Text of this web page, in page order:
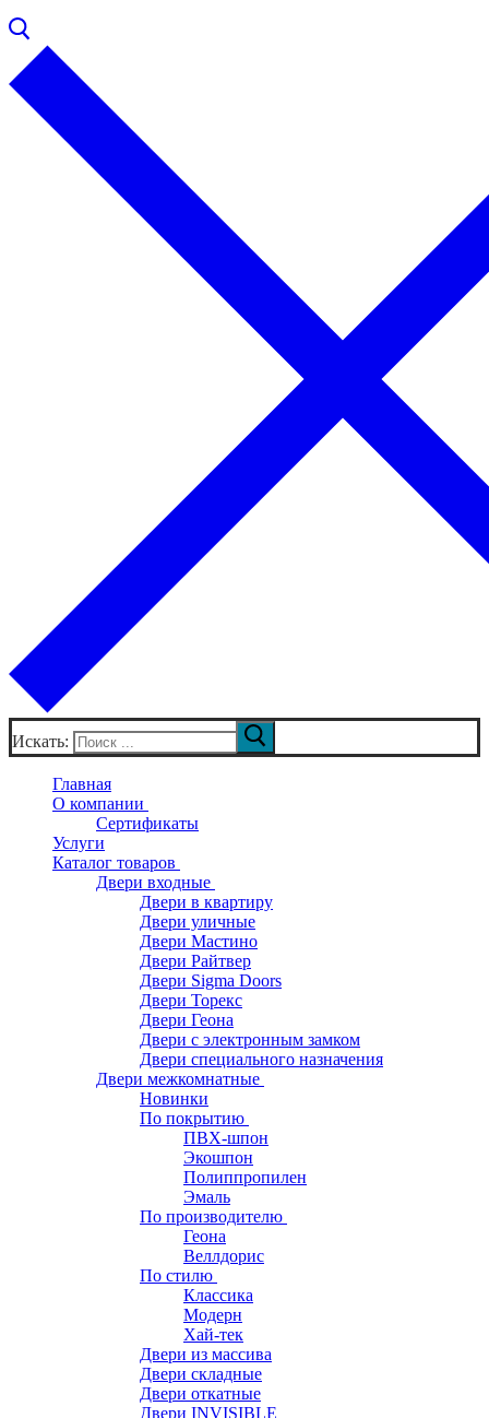
Искать:
Главная
О компании
Сертификаты
Услуги
Каталог товаров
Двери входные
Двери в квартиру
Двери уличные
Двери Мастино
Двери Райтвер
Двери Sigma Doors
Двери Торекс
Двери Геона
Двери с электронным замком
Двери специального назначения
Двери межкомнатные
Новинки
По покрытию
ПВХ-шпон
Экошпон
Полиппропилен
Эмаль
По производителю
Геона
Веллдорис
По стилю
Классика
Модерн
Хай-тек
Двери из массива
Двери складные
Двери откатные
Двери INVISIBLE